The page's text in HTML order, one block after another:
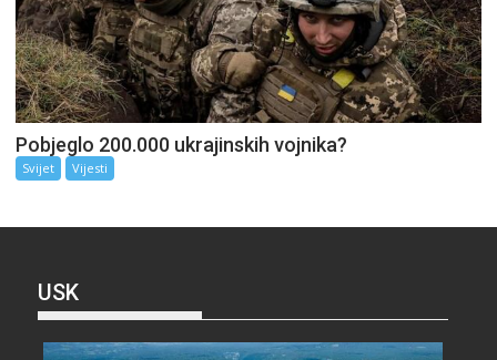
Pobjeglo 200.000 ukrajinskih vojnika?
Svijet Vijesti
USK